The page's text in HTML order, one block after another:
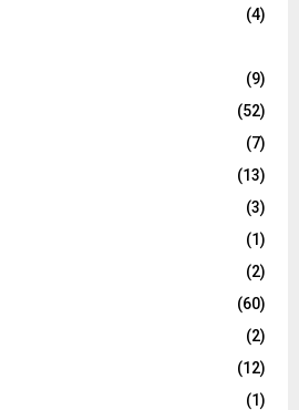
(4)
(9)
(52)
(7)
(13)
(3)
(1)
(2)
(60)
(2)
(12)
(1)